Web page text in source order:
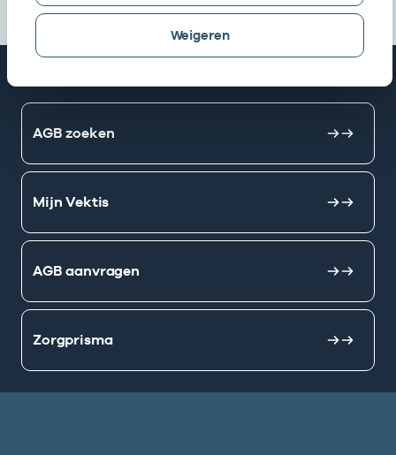
Weigeren
AGB zoeken
Mijn Vektis
AGB aanvragen
Zorgprisma